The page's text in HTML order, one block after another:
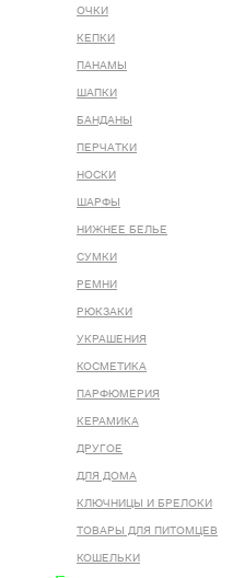
ОЧКИ
КЕПКИ
ПАНАМЫ
ШАПКИ
БАНДАНЫ
ПЕРЧАТКИ
НОСКИ
ШАРФЫ
НИЖНЕЕ БЕЛЬЕ
СУМКИ
РЕМНИ
РЮКЗАКИ
УКРАШЕНИЯ
КОСМЕТИКА
ПАРФЮМЕРИЯ
КЕРАМИКА
ДРУГОЕ
ДЛЯ ДОМА
КЛЮЧНИЦЫ И БРЕЛОКИ
ТОВАРЫ ДЛЯ ПИТОМЦЕВ
КОШЕЛЬКИ